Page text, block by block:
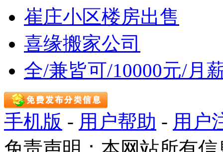
崔庄小区楼房出售
喜缘搬家公司
全/兼皆可/10000元/月
手机版 - 用户帮助 - 用户